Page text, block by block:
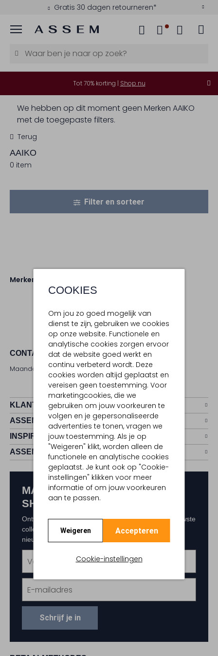
Gratis 30 dagen retourneren*
Menu
COOKIES
Om jou zo goed mogelijk van
dienst te zijn, gebruiken we cookies
op onze website. Functionele en
analytische cookies zorgen ervoor
dat de website goed werkt en
continu verbeterd wordt. Deze
cookies worden altijd geplaatst en
vereisen geen toestemming. Voor
marketingcookies, die we
gebruiken om jouw voorkeuren te
volgen en je gepersonaliseerde
advertenties te tonen, vragen we
jouw toestemming. Als je op
"Weigeren" klikt, worden alleen de
functionele en analytische cookies
geplaatst. Je kunt ook op "Cookie-
instellingen" klikken voor meer
informatie of om jouw voorkeuren
aan te passen.
Weigeren Accepteren
Cookie-instellingen
Tot 70% korting | Shop nu
We hebben op dit moment geen Merken AAIKO
met de toegepaste filters.
Terug
AAIKO
0 item
Filter en sorteer
Merken
CONTACT
Maandag - zaterdag 09:00 - 17:00 uur
KLANTENSERVICE
ASSEMVIP
INSPIRATIE
ASSEM
MAAK KANS OP € 150,-
SHOPTEGOED
Ontvang als eerste exclusieve updates over de nieuwste
collecties, acties en events. Schrijf je in voor de
nieuwsbrief en maak kans op € 150,- shoptegoed.
Schrijf je in